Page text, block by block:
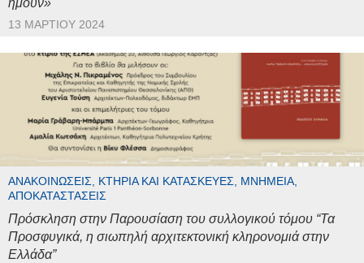
ήμουν»
13 ΜΑΡΤΊΟΥ 2024
ΑΝΑΚΟΙΝΏΣΕΙΣ, ΚΤΉΡΙΑ ΚΑΙ ΚΑΤΑΣΚΕΥΈΣ, ΜΝΗΜΕΊΑ,
ΑΠΟΚΑΤΑΣΤΆΣΕΙΣ
Πρόσκληση στην Παρουσίαση του συλλογικού τόμου “Τα
Προσφυγικά, η σιωπηλή αρχιτεκτονική κληρονομιά στην
Ελλάδα”